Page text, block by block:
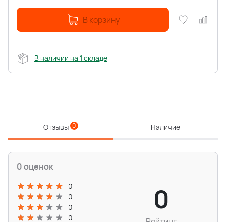
В корзину
В наличии на 1 складе
Отзывы 0 Наличие
0 оценок
0
0
0
0
0